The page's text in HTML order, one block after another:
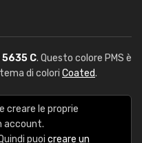
5635 C. Questo colore PMS è
di colori Coated.
creare le proprie
account.
puoi creare un